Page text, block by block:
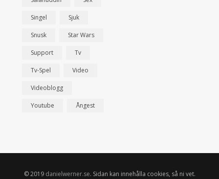
Singel Sjuk
Snusk Star Wars
Support Tv
Tv-Spel Video
Videoblogg
Youtube Ångest
© 2019 danielwerner.se. Sidan kan innehålla cookies, så ni vet.